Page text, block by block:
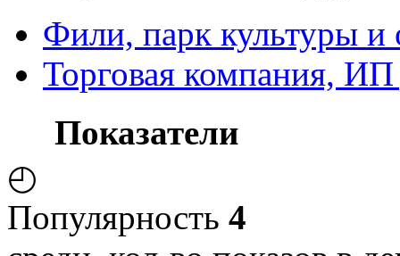
Фили, парк культуры и
Торговая компания,
Показатели
◴
Популярность 4